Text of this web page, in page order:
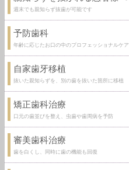
週末でも親知らず抜歯が可能です
予防歯科
年齢に応じたお口の中のプロフェッショナルケア
自家歯牙移植
抜いた親知らずを、別の歯を抜いた箇所に移植
矯正歯科治療
口元の歯並びを整え、虫歯や歯周病を予防
審美歯科治療
歯を白くし、同時に歯の機能も回復